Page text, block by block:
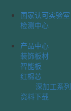
国家认可实验室
检测中心
产品中心
装饰板材
智能板
红棉芯
深加工系列
资料下载